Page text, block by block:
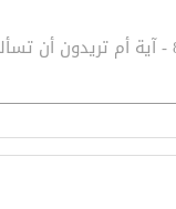
اقرأ وتدبر 806 - آية أم تريدون